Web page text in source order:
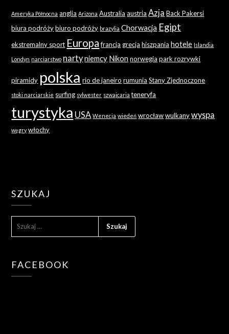
Ameryka Północna anglia Arizona Australia austria Azja Back Pakersi
biura podróży biuro podróży brazylia Chorwacja Egipt
ekstremalny sport Europa francja grecja hiszpania hotele Islandia
Londyn narciarstwo nartyniemcy Nikon norwegia park rozrywki
piramidy polska rio de janeiro rumunia Stany Zjednoczone
stoki narciarskie surfing sylwester szwajcaria teneryfa
turystyka USA Wenecja wiedeń wrocław wulkany wyspa
węgry włochy
SZUKAJ
FACEBOOK